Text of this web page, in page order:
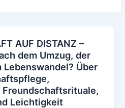
AUF DISTANZ –
dem Umzug, der
Lebenswandel? Über
Freundschaftsrituale,
Leichtigkeit